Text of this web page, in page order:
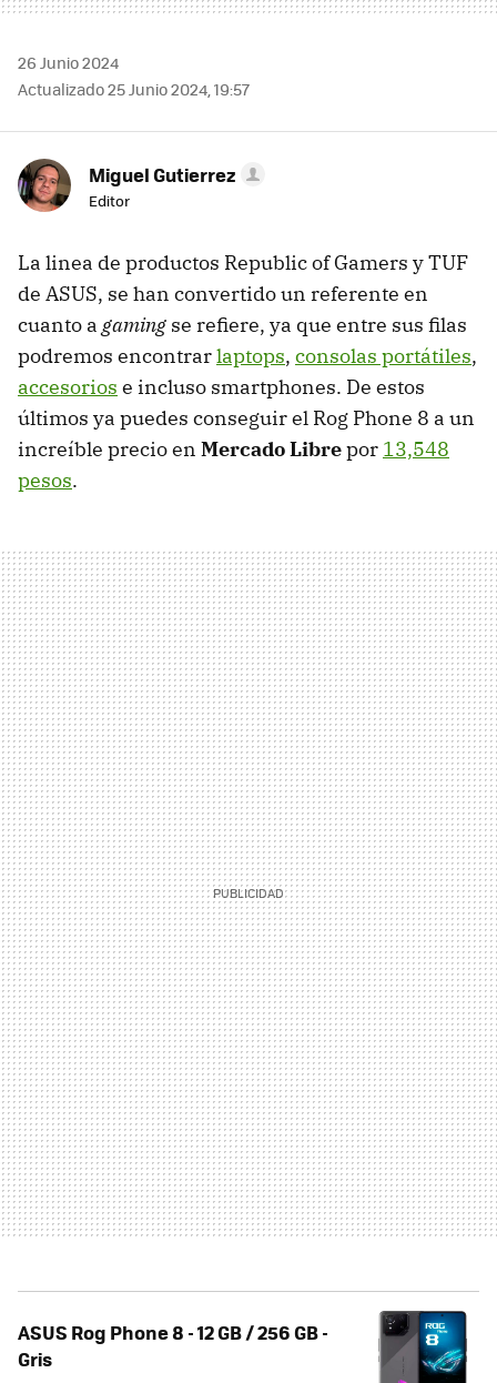
26 Junio 2024
Actualizado 25 Junio 2024, 19:57
Miguel Gutierrez
Editor
La linea de productos Republic of Gamers y TUF
de ASUS, se han convertido un referente en
cuanto a gaming se refiere, ya que entre sus filas
podremos encontrarlaptops, consolas portátiles,
accesorios e incluso smartphones. De estos
últimos ya puedes conseguir el Rog Phone 8 a un
increíble precio en Mercado Librepor 13,548
pesos.
ASUS Rog Phone 8 - 12 GB / 256 GB -
Gris